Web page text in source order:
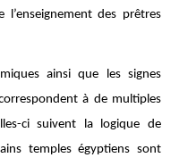
des prêtres
ainsi que les signes
à de multiples
ci suivent la logique de
temples égyptiens sont